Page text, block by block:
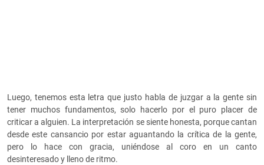
Luego, tenemos esta letra que justo habla de juzgar a la gente sin
tener muchos fundamentos, solo hacerlo por el puro placer de
criticar a alguien. La interpretación se siente honesta, porque cantan
desde este cansancio por estar aguantando la crítica de la gente,
pero lo hace con gracia, uniéndose al coro en un canto
desinteresado y lleno de ritmo.